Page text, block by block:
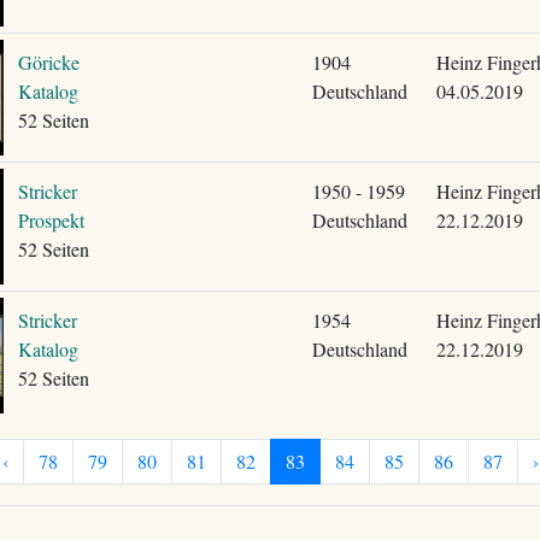
Göricke
Katalog
52 Seiten
1904
Deutschland
Heinz
04.05.2019
Stricker
Prospekt
52 Seiten
1950 - 1959
Deutschland
Heinz
22.12.2019
Stricker
Katalog
52 Seiten
1954
Deutschland
Heinz
22.12.2019
‹ 78 79 80 81 82 83 84 85 86 87 ›